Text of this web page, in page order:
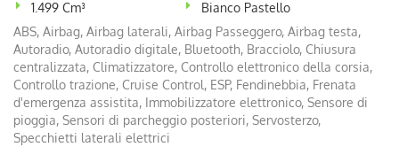
Motore
1.499cc / 75kW
Listino
31.319 €
PREVENTIVO
Versione
Berlingo BlueHDi 130 S&S
EAT8 Van XL
cambio
Sequenziale
alimentazione
1.499 Cm³
Bianco Pastello
ABS, Airbag, Airbag laterali, Airbag Passeggero, Airbag testa,
Autoradio, Autoradio digitale, Bluetooth, Bracciolo, Chiusura
centralizzata, Climatizzatore, Controllo elettronico della corsia,
Controllo trazione, Cruise Control, ESP, Fendinebbia, Frenata
d'emergenza assistita, Immobilizzatore elettronico, Sensore di
pioggia, Sensori di parcheggio posteriori, Servosterzo,
Specchietti laterali elettrici